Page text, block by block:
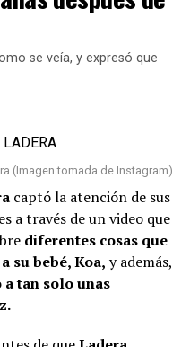
se veía, y expresó que
(Imagen tomada de Instagram)
captó la atención de sus
a través de un video que
diferentes cosas que
su bebé, Koa, y además,
tan solo unas